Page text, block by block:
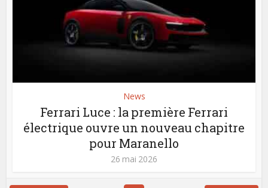
News
Ferrari Luce : la première Ferrari
électrique ouvre un nouveau chapitre
pour Maranello
26 mai 2026